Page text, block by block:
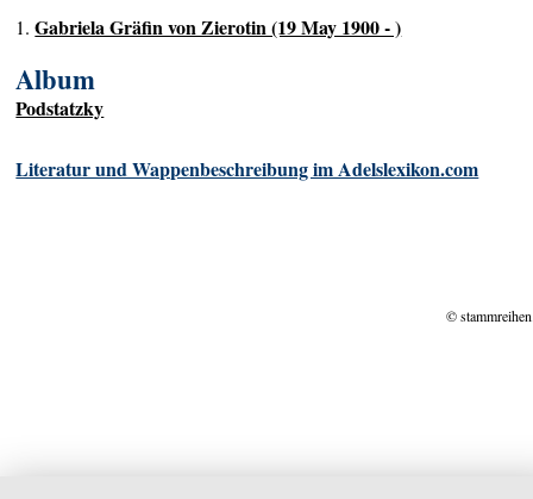
1.Gabriela Gräfin von Zierotin (19 May 1900 - )
Album
Podstatzky
Literatur und Wappenbeschreibung im Adelslexikon.com
©